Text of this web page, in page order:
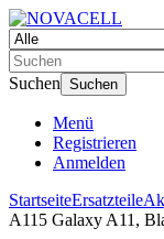
Suchen Suchen
Menü
Registrieren
Anmelden
StartseiteErsatzteile
A115 Galaxy A11,